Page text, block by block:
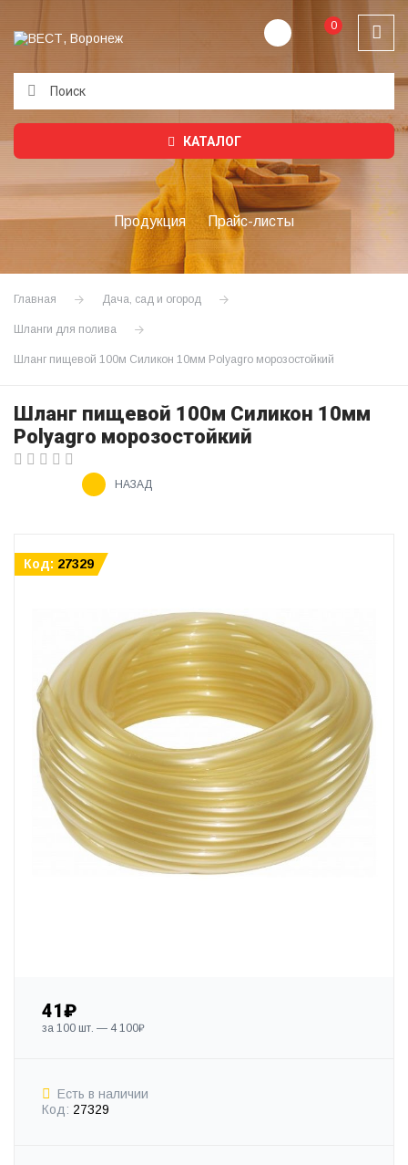
0
КАТАЛОГ
Продукция Прайс-листы
Главная Дача, сад и огород
Шланги для полива
Шланг пищевой 100м Силикон 10мм Polyagro морозостойкий
Шланг пищевой 100м Силикон 10мм
Polyagro морозостойкий
НАЗАД
Код: 27329
41₽
за 100 шт. — 4 100₽
Есть в наличии
Код: 27329